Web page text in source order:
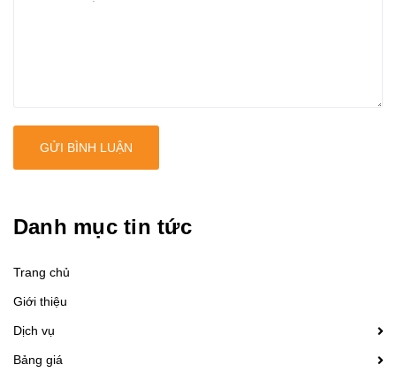
GỬI BÌNH LUẬN
Danh mục tin tức
Trang chủ
Giới thiệu
Dịch vụ
Bảng giá